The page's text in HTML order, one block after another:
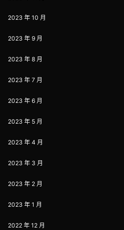
2023 年 10 月
2023 年 9 月
2023 年 8 月
2023 年 7 月
2023 年 6 月
2023 年 5 月
2023 年 4 月
2023 年 3 月
2023 年 2 月
2023 年 1 月
2022 年 12 月